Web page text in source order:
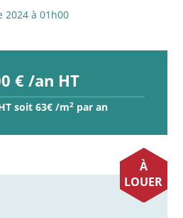
2024 à 01h00
€ /an HT
soit 63€ /m2par an
À
LOUER